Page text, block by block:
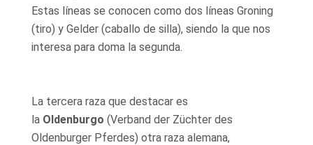
Estas líneas se conocen como dos líneas Groning
(tiro) y Gelder (caballo de silla), siendo la que nos
interesa para doma la segunda.
La tercera raza que destacar es
la Oldenburgo (Verband der Züchter des
Oldenburger Pferdes) otra raza alemana,